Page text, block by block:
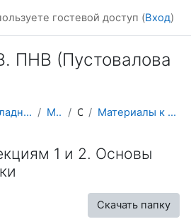
гостевой доступ (Вход)
ПНВ (Пустовалова
Прикладная математика и информатика MATLAB2026 Общее Материалы к Лекциям 1 и 2. Основы MATLAB. Графики
1 и 2. Основы
Скачать папку